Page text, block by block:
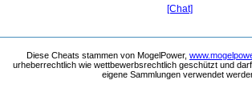
[Chat]
Diese Cheats stammen von MogelPower,
urheberrechtlich wie wettbewerbsrechtlich geschützt und
eigene Sammlungen verwendet